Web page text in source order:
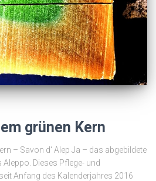
grünen Kern
– Savon d‘ Alep Ja – das abgebildete
Dieses Pflege- und
Anfang des Kalenderjahres 2016